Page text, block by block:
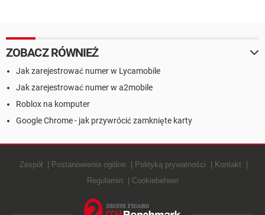
ZOBACZ RÓWNIEŻ
Jak zarejestrować numer w Lycamobile
Jak zarejestrować numer w a2mobile
Roblox na komputer
Google Chrome - jak przywrócić zamknięte karty
Zespół Postanowienia ogólne Polityką prywatności
Kontakt
Regulamin
Cookiebeheer